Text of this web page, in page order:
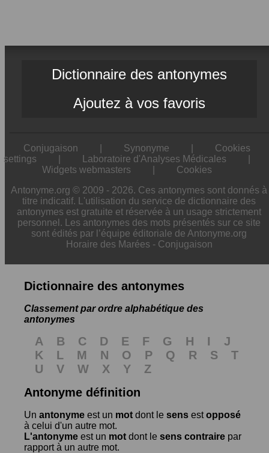
Dictionnaire des antonymes
Ajoutez à vos favoris
Conjugaison Synonyme
Cookies
settings
Laboratoire d'Analyses Médicales
Widgets webmasters
Cookies
Antonyme.org © 2009 - 2026. Ces antonymes sont donnés à
titre indicatif. L'utilisation du service de dictionnaire des
antonymes est gratuite et réservée à un usage strictement
personnel. Les antonymes des mots présentés sur ce site
sont édités par l’équipe éditoriale de Antonyme.org
Horaire des Marées - Conjugaison
Dictionnaire des antonymes
Classement par ordre alphabétique des
antonymes
A B C D E F G H I
J
K
L M N O P Q R S
T
U
V W X Y
Z
Antonyme définition
Un antonyme est un mot dont le sens estopposé
à celui d'un autre mot.
L'antonyme est un mot dont le sens contraire par
rapport à un autre mot.